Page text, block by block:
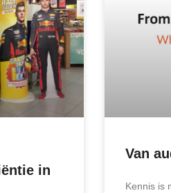
in
Van
Kennis is